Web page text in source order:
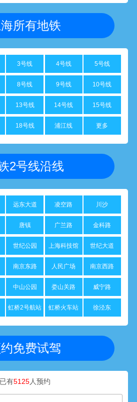
海所有地铁
3号线 4号线 5号线
8号线 9号线 10号线
13号线 14号线 15号线
18号线 浦江线 更多
2号线沿线
远东大道 凌空路 川沙
唐镇 广兰路 金科路
世纪公园 上海科技馆 世纪大道
南京东路 人民广场 南京西路
中山公园 娄山关路 威宁路
虹桥2号航站
楼
虹桥火车站 徐泾东
免费试驾
已有5125人预约